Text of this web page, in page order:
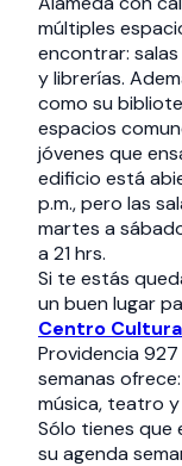
múltiples
encontrar:
y librerías.
como su
espacios
jóvenes que
edificio está
p.m., pero las
martes a
a 21 hrs.
Si te estás
un buen lugar
Centro
Providencia
semanas
música, teatro
Sólo tienes que
su agenda